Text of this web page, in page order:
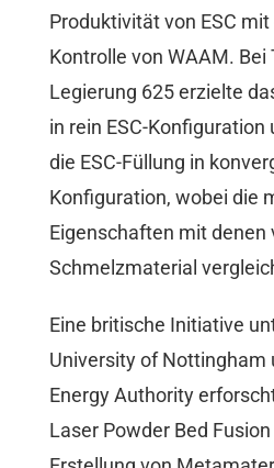
Produktivität von ESC
Kontrolle von WAAM. Bei
Legierung 625 erzielte
in rein ESC-
die ESC-Füllung in
Konfiguration, wobei die
Eigenschaften mit denen
Schmelzmaterial
Eine britische Initiative
University of Nottingham
Energy Authority
Laser Powder Bed